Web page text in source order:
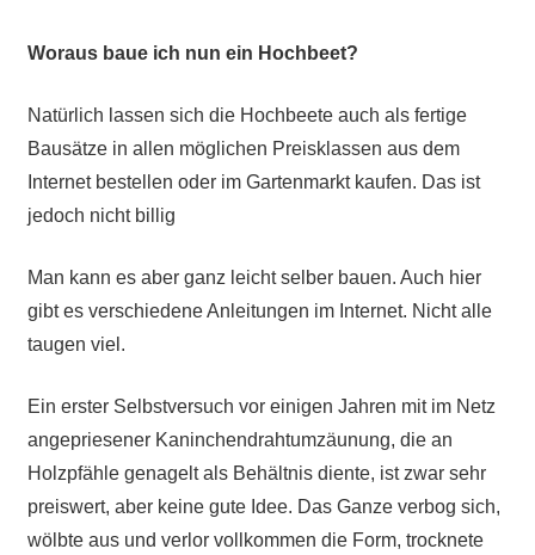
Woraus baue ich nun ein Hochbeet?
Natürlich lassen sich die Hochbeete auch als fertige
Bausätze in allen möglichen Preisklassen aus dem
Internet bestellen oder im Gartenmarkt kaufen. Das ist
jedoch nicht billig
Man kann es aber ganz leicht selber bauen. Auch hier
gibt es verschiedene Anleitungen im Internet. Nicht alle
taugen viel.
Ein erster Selbstversuch vor einigen Jahren mit im Netz
angepriesener Kaninchendrahtumzäunung, die an
Holzpfähle genagelt als Behältnis diente, ist zwar sehr
preiswert, aber keine gute Idee. Das Ganze verbog sich,
wölbte aus und verlor vollkommen die Form, trocknete